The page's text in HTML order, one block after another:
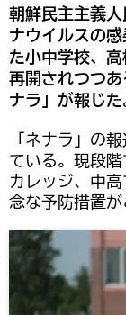
朝鮮民主主義
ナウイルスの
た小中学校、
再開されつつ
ナラ」が報じた
「ネナラ」の
ている。現段階
カレッジ、中
念な予防措置が